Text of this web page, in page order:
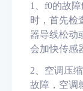
1、f0的故
时，首先检
器导线松动
会加快传感
2、空调压
故障，空调